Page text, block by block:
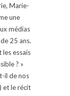
Marie-
une
médias
25 ans.
les essais
? »
il de nos
et le récit